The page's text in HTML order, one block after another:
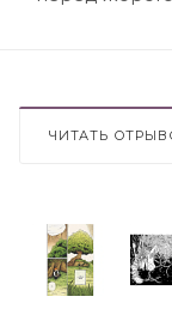
ЧИТАТЬ